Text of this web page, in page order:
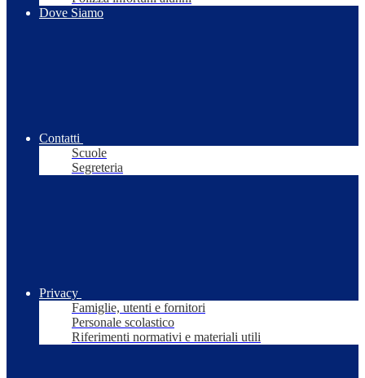
Dove Siamo
Contatti
Scuole
Segreteria
Privacy
Famiglie, utenti e fornitori
Personale scolastico
Riferimenti normativi e materiali utili